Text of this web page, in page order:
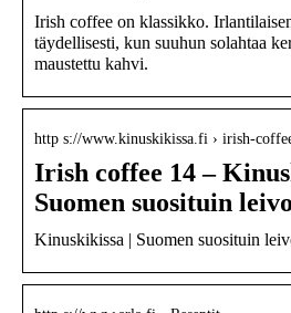
Irish coffee on klassikko.
täydellisesti, kun suuhun solahtaa
maustettu kahvi.
http s://www.kinuskikissa.fi › irish-
Irish coffee 14 –
Suomen suosituin
Kinuskikissa | Suomen suosituin